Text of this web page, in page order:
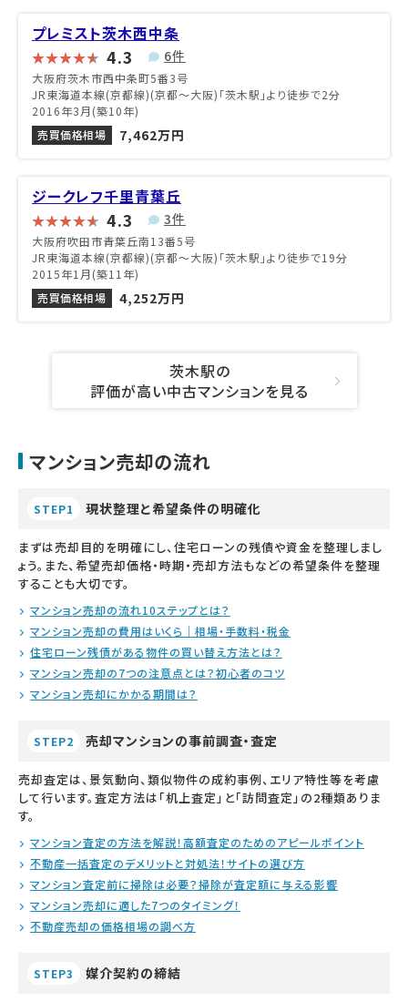
プレミスト茨木西中条
4.3 6件
大阪府茨木市西中条町5番3号
JR東海道本線(京都線)(京都～大阪)「茨木駅」より徒歩で2分
2016年3月(築10年)
売買価格相場
7,462万円
ジークレフ千里青葉丘
4.3 3件
大阪府吹田市青葉丘南13番5号
JR東海道本線(京都線)(京都～大阪)「茨木駅」より徒歩で19分
2015年1月(築11年)
売買価格相場
4,252万円
茨木駅の
評価が高い中古マンションを見る
マンション売却の流れ
STEP1 現状整理と希望条件の明確化
まずは売却目的を明確にし、住宅ローンの残債や資金を整理しまし
ょう。また、希望売却価格・時期・売却方法もなどの希望条件を整理
することも大切です。
マンション売却の流れ10ステップとは？
マンション売却の費用はいくら｜相場・手数料・税金
住宅ローン残債がある物件の買い替え方法とは？
マンション売却の7つの注意点とは？初心者のコツ
マンション売却にかかる期間は？
STEP2 売却マンションの事前調査・査定
売却査定は、景気動向、類似物件の成約事例、エリア特性等を考慮
して行います。査定方法は「机上査定」と「訪問査定」の2種類ありま
す。
マンション査定の方法を解説！高額査定のためのアピールポイント
不動産一括査定のデメリットと対処法！サイトの選び方
マンション査定前に掃除は必要？掃除が査定額に与える影響
マンション売却に適した7つのタイミング！
不動産売却の価格相場の調べ方
STEP3 媒介契約の締結